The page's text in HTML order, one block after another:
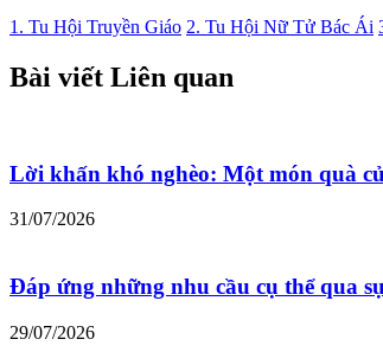
1. Tu Hội Truyền Giáo 2. Tu Hội Nữ Tử Bác Ái
Bài viết Liên quan
Lời khấn khó nghèo: Một món quà
31/07/2026
Đáp ứng những nhu cầu cụ thể qua
29/07/2026